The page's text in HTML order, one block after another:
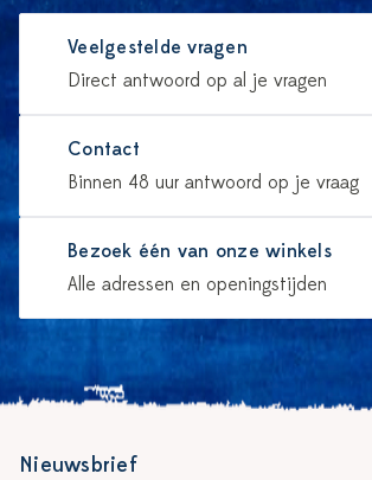
Veelgestelde vragen
Direct antwoord op al je vragen
Contact
Binnen 48 uur antwoord op je vraag
Bezoek één van onze winkels
Alle adressen en openingstijden
Nieuwsbrief